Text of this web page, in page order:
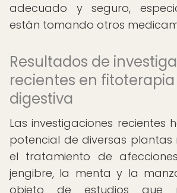
adecuado y seguro,
están tomando otros
Resultados de
recientes en
digestiva
Las investigaciones recientes
potencial de diversas plantas
el tratamiento de
jengibre, la menta y la
objeto de estudios que